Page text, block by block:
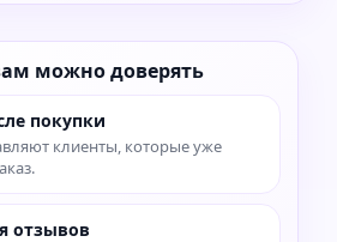
можно доверять
покупки
клиенты, которые уже
отзывов